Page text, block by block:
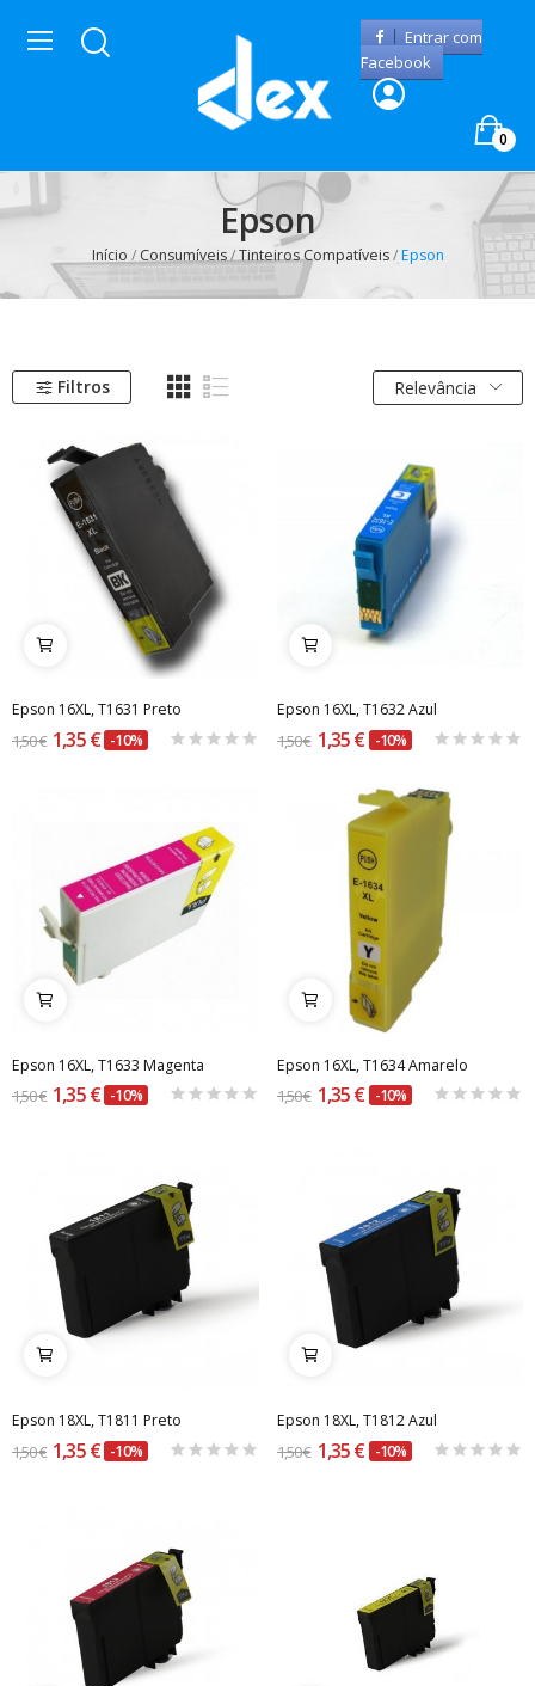
Entrar com
Facebook
0
Epson
Início Consumíveis Tinteiros Compatíveis Epson
Filtros Relevância
Epson 16XL, T1631 Preto
1,50 € 1,35 € -10%
Epson 16XL, T1632 Azul
1,50 € 1,35 € -10%
Epson 16XL, T1633 Magenta
1,50 € 1,35 € -10%
Epson 16XL, T1634 Amarelo
1,50 € 1,35 € -10%
Epson 18XL, T1811 Preto
1,50 € 1,35 € -10%
Epson 18XL, T1812 Azul
1,50 € 1,35 € -10%